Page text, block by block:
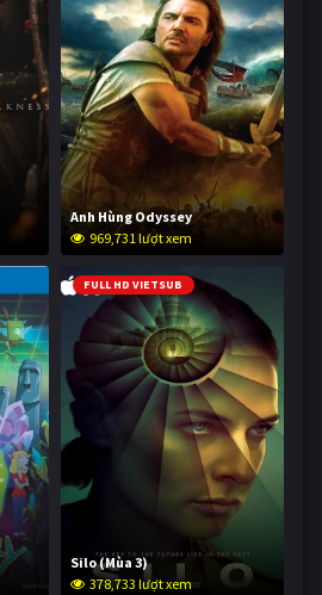
Anh Hùng Odyssey
969,731 lượt xem
FULL HD VIETSUB
Silo (Mùa 3)
378,733 lượt xem